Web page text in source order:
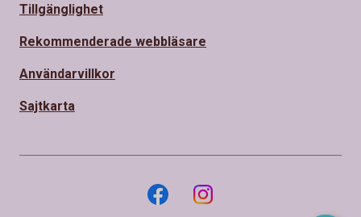
Tillgänglighet
Rekommenderade webbläsare
Användarvillkor
Sajtkarta